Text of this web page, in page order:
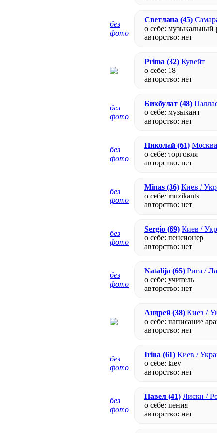
без
фото
Светлана (45)
о себе: музыкальный
авторство: нет
Prima (32) Кувейт
о себе: 18
авторство: нет
без
фото
Бикбулат (48)
о себе: музыкант
авторство: нет
без
фото
Николай (61)
о себе: торговля
авторство: нет
без
фото
Minas (36) Киев /
о себе: muzikants
авторство: нет
без
фото
Sergio (69) Киев /
о себе: пенсионер
авторство: нет
без
фото
Natalija (65) Рига /
о себе: учитель
авторство: нет
Андрей (38) Киев /
о себе: написание
авторство: нет
без
фото
Irina (61) Киев /
о себе: kiev
авторство: нет
без
фото
Павел (41) Лиски /
о себе: пения
авторство: нет